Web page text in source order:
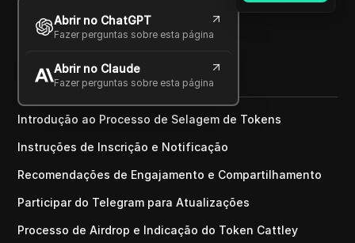
Abrir no ChatGPT
Fazer perguntas sobre esta página
Abrir no Claude
Fazer perguntas sobre esta página
Ana Costa
27 nov 2024 2 min de leitura
Copy Link
Introdução ao Processo de Selagem de Tokens
Instruções de Inscrição e Notificação
Recomendações de Engajamento e Compartilhamento
Participar do Telegram para Atualizações
Processo de Airdrop e Indicação do Token Cattley